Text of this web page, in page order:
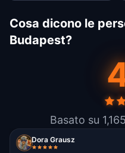
Cosa dicono le
Budapest?
Basato su
Dora Grausz